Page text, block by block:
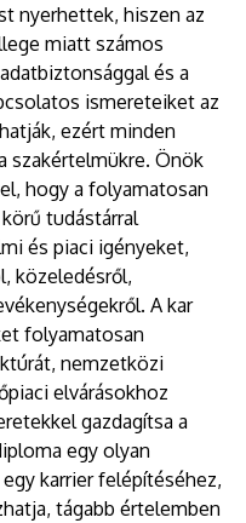
nyerhettek, hiszen az
miatt számos
és a
ismereteiket az
ezért minden
szakértelmükre. Önök
hogy a folyamatosan
tudástárral
és piaci igényeket,
közeledésről,
A kar
folyamatosan
nemzetközi
elvárásokhoz
gazdagítsa a
egy olyan
karrier felépítéséhez,
tágabb értelemben